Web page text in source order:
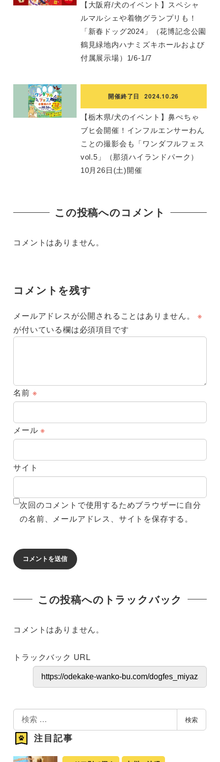
【大阪府/犬のイベント】スペシャ
ルマルシェや着物グランプリも！
「新春ドッグ2024」（花博記念公園
鶴⾒緑地内ハナミズキホールおよび
付属展⽰場）1/6-1/7
開催終了日 2024.10.26
【栃木県/犬のイベント】鼻ぺちゃ
ブヒ会開催！インフルエンサーわん
ことの撮影会も「ワンダフルフェス
vol.5」（那須ハイランドパーク）
10月26日(土)開催
この投稿へのコメント
コメントはありません。
コメントを残す
メールアドレスが公開されることはありません。
※
が付いている欄は必須項目です
名前 ※
メール※
サイト
次回のコメントで使用するためブラウザーに自分
の名前、メールアドレス、サイトを保存する。
この投稿へのトラックバック
コメントはありません。
トラックバック URL
索
検索
注目記事